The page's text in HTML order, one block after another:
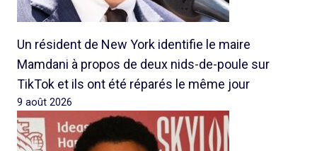
Un résident de New York identifie le maire
Mamdani à propos de deux nids-de-poule sur
TikTok et ils ont été réparés le même jour
9 août 2026